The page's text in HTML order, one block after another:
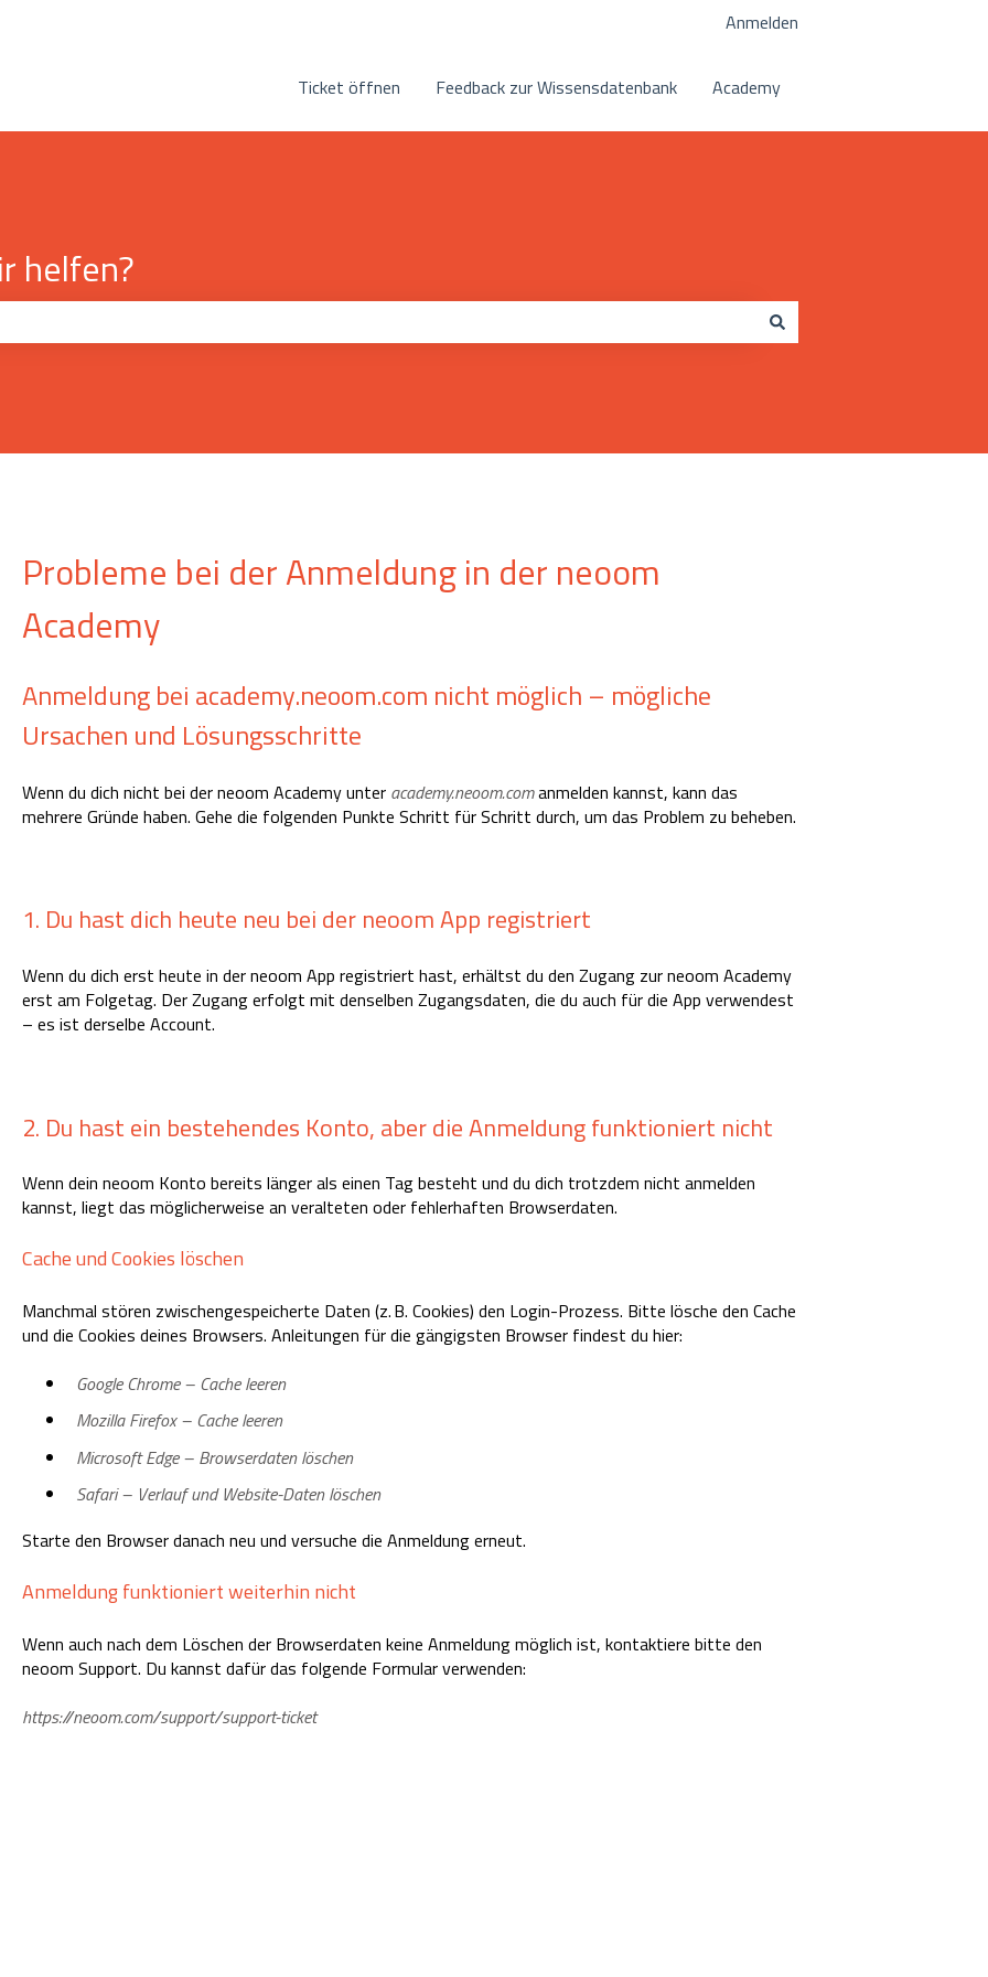
Anmelden
Ticket öffnen Feedback zur Wissensdatenbank Academy
helfen?
Probleme bei der Anmeldung in der neoom
Academy
Anmeldung bei academy.neoom.com nicht möglich – mögliche
Ursachen und Lösungsschritte
Wenn du dich nicht bei der neoom Academy unter academy.neoom.comanmelden kannst, kann das
mehrere Gründe haben. Gehe die folgenden Punkte Schritt für Schritt durch, um das Problem zu beheben.
1. Du hast dich heute neu bei der neoom App registriert
Wenn du dich erst heute in der neoom App registriert hast, erhältst du den Zugang zur neoom Academy
erst am Folgetag. Der Zugang erfolgt mit denselben Zugangsdaten, die du auch für die App verwendest
– es ist derselbe Account.
2. Du hast ein bestehendes Konto, aber die Anmeldung funktioniert nicht
Wenn dein neoom Konto bereits länger als einen Tag besteht und du dich trotzdem nicht anmelden
kannst, liegt das möglicherweise an veralteten oder fehlerhaften Browserdaten.
Cache und Cookies löschen
Manchmal stören zwischengespeicherte Daten (z. B. Cookies) den Login-Prozess. Bitte lösche den Cache
und die Cookies deines Browsers. Anleitungen für die gängigsten Browser findest du hier:
Google Chrome – Cache leeren
Mozilla Firefox – Cache leeren
Microsoft Edge – Browserdaten löschen
Safari – Verlauf und Website-Daten löschen
Starte den Browser danach neu und versuche die Anmeldung erneut.
Anmeldung funktioniert weiterhin nicht
Wenn auch nach dem Löschen der Browserdaten keine Anmeldung möglich ist, kontaktiere bitte den
neoom Support. Du kannst dafür das folgende Formular verwenden:
https://neoom.com/support/support-ticket